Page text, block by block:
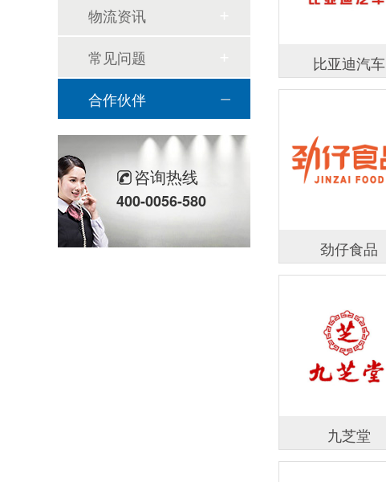
比亚迪汽车
劲仔食品
九芝堂
物流资讯
常见问题
合作伙伴
咨询热线
400-0056-580